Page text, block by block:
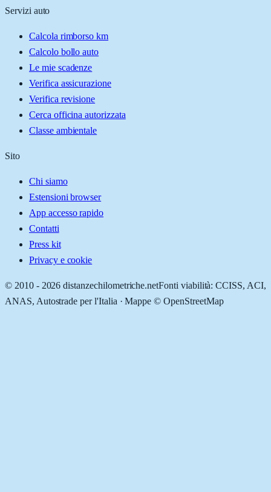
Servizi auto
Calcola rimborso km
Calcolo bollo auto
Le mie scadenze
Verifica assicurazione
Verifica revisione
Cerca officina autorizzata
Classe ambientale
Sito
Chi siamo
Estensioni browser
App accesso rapido
Contatti
Press kit
Privacy e cookie
© 2010 - 2026 distanzechilometriche.netFonti viabilità: CCISS, ACI,
ANAS, Autostrade per l'Italia · Mappe © OpenStreetMap